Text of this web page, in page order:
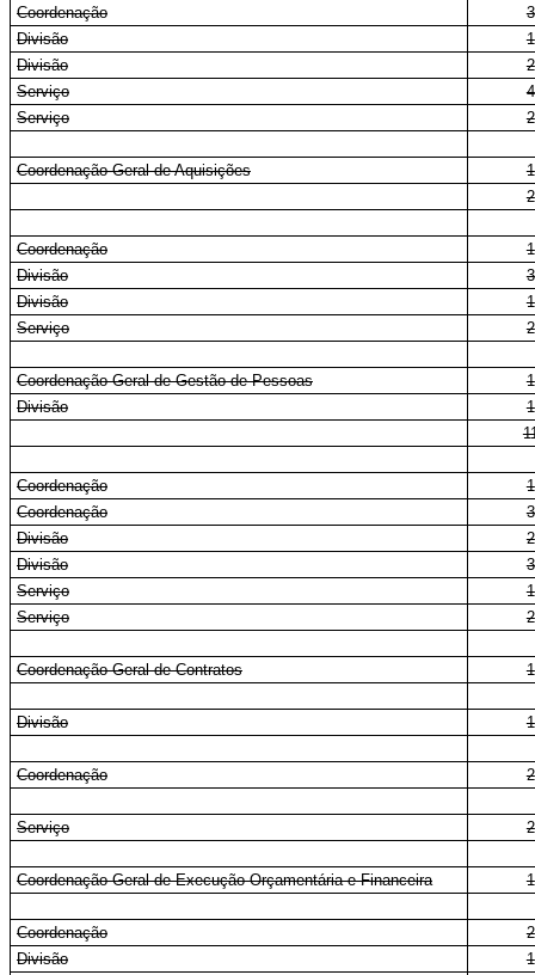
Coordenação
3
Divisão
1
Divisão
2
Serviço
4
Serviço
2
Coordenação-Geral de Aquisições
1
2
Coordenação
1
Divisão
3
Divisão
1
Serviço
2
Coordenação-Geral de Gestão de Pessoas
1
Divisão
1
Coordenação
1
Coordenação
3
Divisão
2
Divisão
3
Serviço
1
Serviço
2
Coordenação-Geral de Contratos 1
Divisão 1
Coordenação 2
Serviço 2
Coordenação-Geral de Execução Orçamentária e Financeira 1
Coordenação
2
Divisão
1